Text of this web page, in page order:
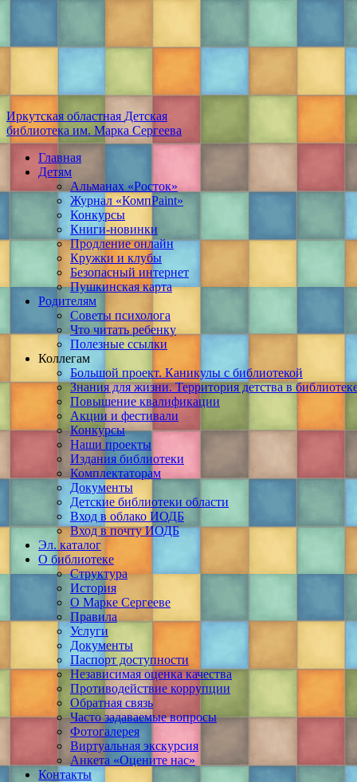
Иркутская областная Детская
библиотека им. Марка Сергеева
Главная
Детям
Альманах «Росток»
Журнал «КомпPaint»
Конкурсы
Книги-новинки
Продление онлайн
Кружки и клубы
Безопасный интернет
Пушкинская карта
Родителям
Советы психолога
Что читать ребенку
Полезные ссылки
Коллегам
Большой проект. Каникулы с библиотекой
Знания для жизни. Территория детства в
Повышение квалификации
Акции и фестивали
Конкурсы
Наши проекты
Издания библиотеки
Комплектаторам
Документы
Детские библиотеки области
Вход в облако ИОДБ
Вход в почту ИОДБ
Эл. каталог
О библиотеке
Структура
История
О Марке Сергееве
Правила
Услуги
Документы
Паспорт доступности
Независимая оценка качества
Противодействие коррупции
Обратная связь
Часто задаваемые вопросы
Фотогалерея
Виртуальная экскурсия
Анкета «Оцените нас»
Контакты